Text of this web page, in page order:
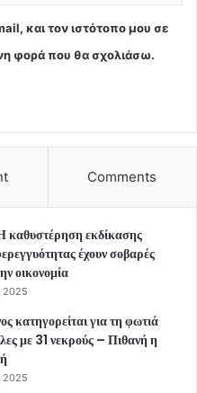
και τον ιστότοπο μου σε
φορά που θα σχολιάσω.
Comments
καθυστέρηση εκδίκασης
έχουν σοβαρές
οικονομία
2025
κατηγορείται για τη φωτιά
με 31 νεκρούς – Πιθανή η
2025